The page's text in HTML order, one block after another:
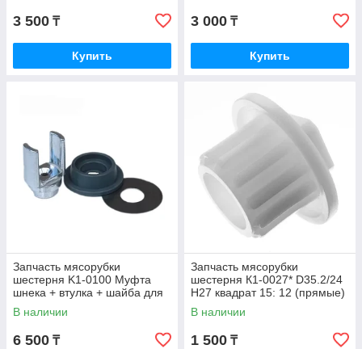
3 500 ₸
Купить
3 000 ₸
Купить
Запчасть мясорубки
шестерня K1-0100 Муфта
шнека + втулка + шайба для
мясорубки Kenwood -
KW715989 # *
В наличии
6 500 ₸
Запчасть мясорубки
шестерня К1-0027* D35.2/24
H27 квадрат 15: 12 (прямые)
# BOSCH
В наличии
1 500 ₸